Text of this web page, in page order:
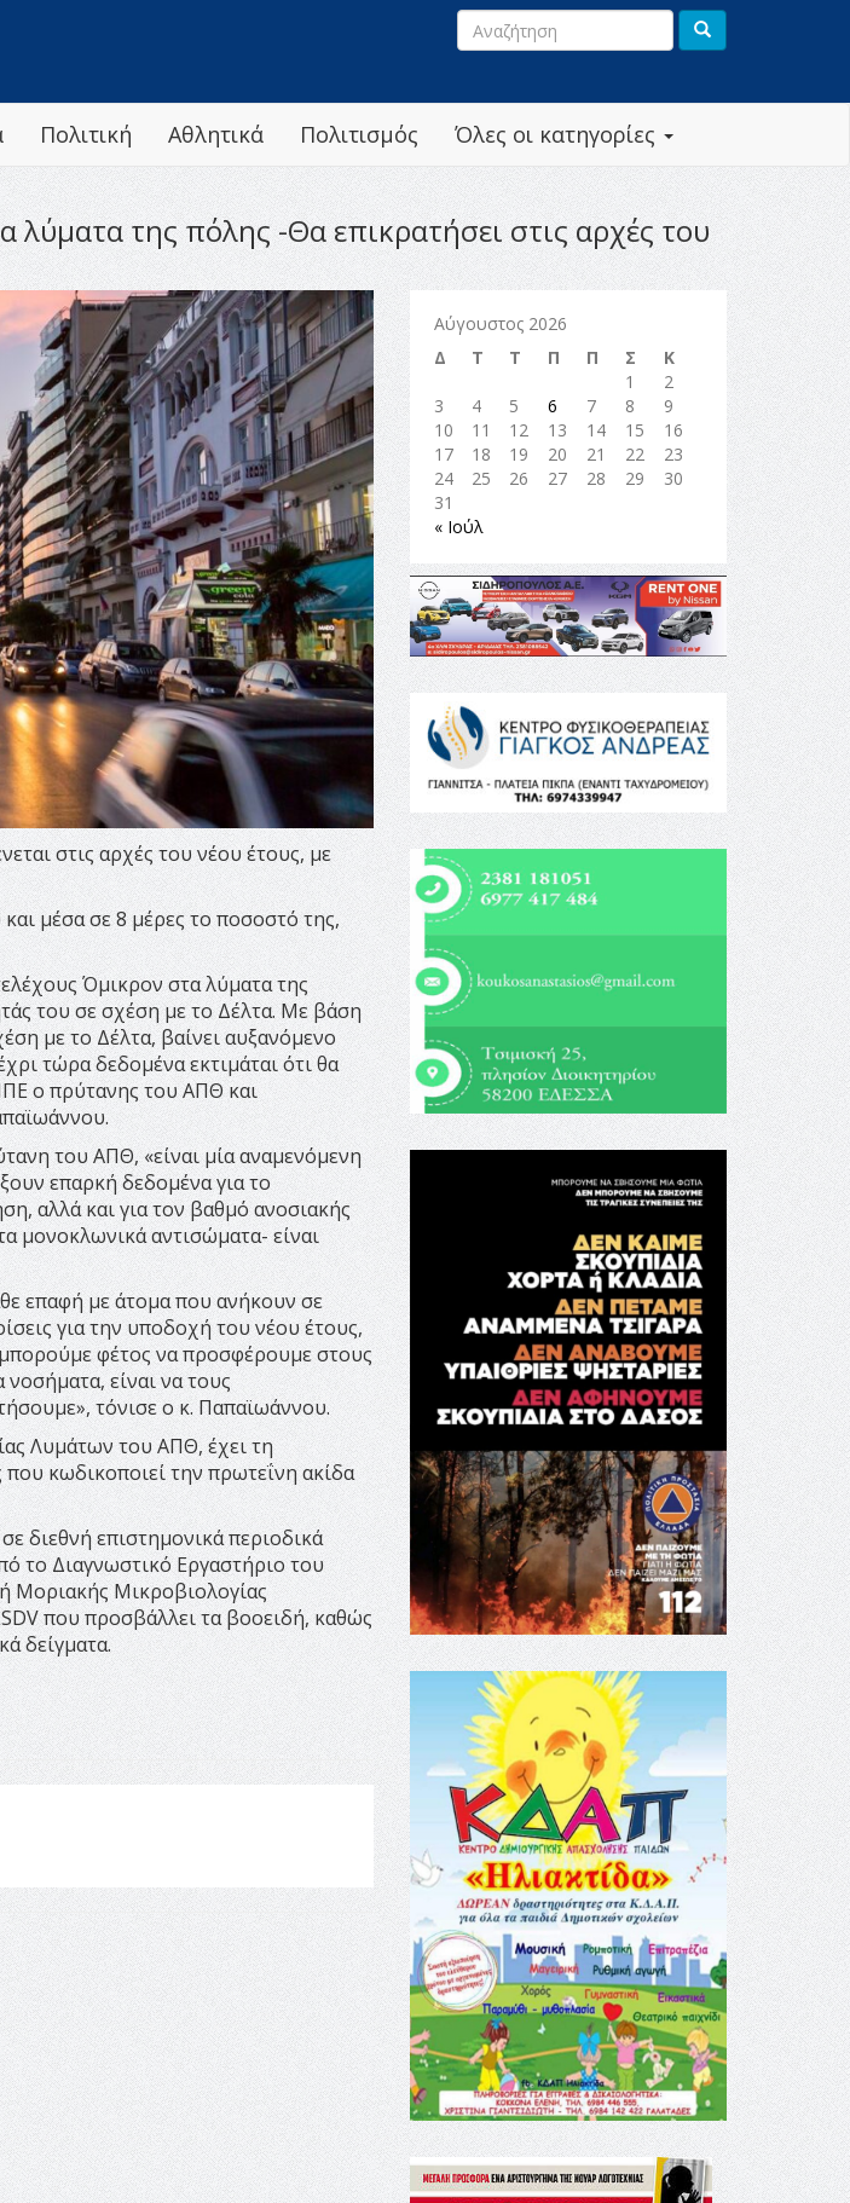
Όλες οι κατηγορίες
Πολιτική Αθλητικά Πολιτισμός
της πόλης -Θα επικρατήσει στις αρχές του
στις αρχές του νέου έτους, με
μέσα σε 8 μέρες το ποσοστό της,
Όμικρον στα λύματα της
του σε σχέση με το Δέλτα. Με βάση
με το Δέλτα, βαίνει αυξανόμενο
τώρα δεδομένα εκτιμάται ότι θα
ο πρύτανης του ΑΠΘ και
του ΑΠΘ, «είναι μία αναμενόμενη
επαρκή δεδομένα για το
αλλά και για τον βαθμό ανοσιακής
μονοκλωνικά αντισώματα- είναι
επαφή με άτομα που ανήκουν σε
για την υποδοχή του νέου έτους,
φέτος να προσφέρουμε στους
είναι να τους
τόνισε ο κ. Παπαϊωάννου.
Λυμάτων του ΑΠΘ, έχει τη
κωδικοποιεί την πρωτεΐνη ακίδα
διεθνή επιστημονικά περιοδικά
το Διαγνωστικό Εργαστήριο του
Μοριακής Μικροβιολογίας
που προσβάλλει τα βοοειδή, καθώς
δείγματα.
Αύγουστος 2026
Δ
Τ Τ Π Π Σ
Κ
1
2
3
4 5 6 7 8
9
10
11 12 13 14 15
16
17
18 19 20 21 22
23
24
25 26 27 28 29
30
31
« Ιούλ